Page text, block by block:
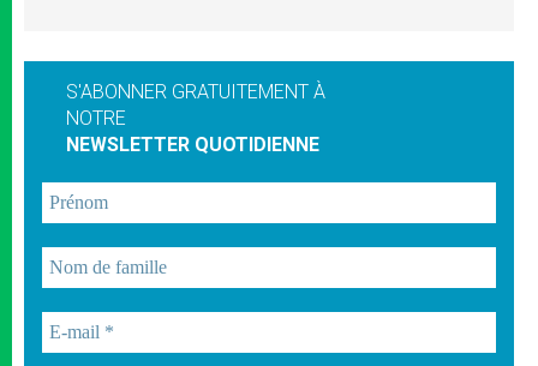
S'ABONNER GRATUITEMENT À
NOTRE
NEWSLETTER QUOTIDIENNE